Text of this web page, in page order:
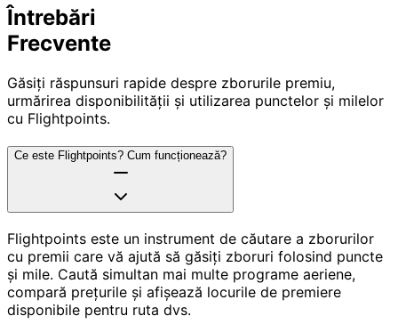
Întrebări
Frecvente
Găsiți răspunsuri rapide despre zborurile premiu,
urmărirea disponibilității și utilizarea punctelor și milelor
cu Flightpoints.
Ce este Flightpoints? Cum funcționează?
Flightpoints este un instrument de căutare a zborurilor
cu premii care vă ajută să găsiți zboruri folosind puncte
și mile. Caută simultan mai multe programe aeriene,
compară prețurile și afișează locurile de premiere
disponibile pentru ruta dvs.